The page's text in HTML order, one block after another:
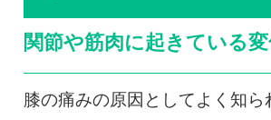
関節や筋肉に起きている
膝の痛みの原因としてよく知ら